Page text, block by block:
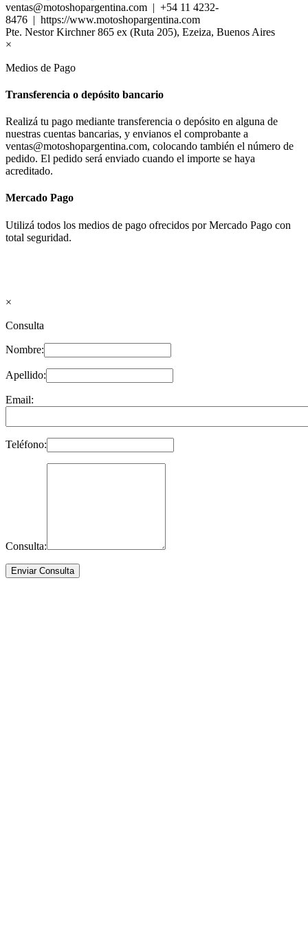
ventas@motoshopargentina.com | +54 11 4232-
8476 | https://www.motoshopargentina.com
Pte. Nestor Kirchner 865 ex (Ruta 205), Ezeiza, Buenos Aires
×
Medios de Pago
Transferencia o depósito bancario
Realizá tu pago mediante transferencia o depósito en alguna de
nuestras cuentas bancarias, y envianos el comprobante a
ventas@motoshopargentina.com, colocando también el número de
pedido. El pedido será enviado cuando el importe se haya
acreditado.
Mercado Pago
Utilizá todos los medios de pago ofrecidos por Mercado Pago con
total seguridad.
×
Consulta
Nombre:
Apellido:
Email:
Teléfono:
Consulta: